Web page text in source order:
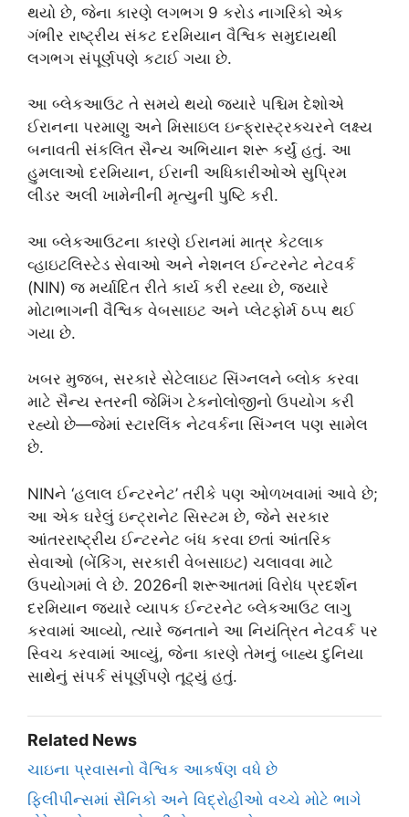
થયો છે, જેના કારણે લગભગ 9 કરોડ નાગરિકો એક
ગંભીર રાષ્ટ્રીય સંકટ દરમિયાન વૈશ્વિક સમુદાયથી
લગભગ સંપૂર્ણપણે કટાઈ ગયા છે.
આ બ્લેકઆઉટ તે સમયે થયો જ્યારે પશ્ચિમ દેશોએ
ઈરાનના પરમાણુ અને મિસાઇલ ઇન્ફ્રાસ્ટ્રક્ચરને લક્ષ્ય
બનાવતી સંકલિત સૈન્ય અભિયાન શરૂ કર્યું હતું. આ
હુમલાઓ દરમિયાન, ઈરાની અધિકારીઓએ સુપ્રિમ
લીડર અલી ખામેનીની મૃત્યુની પુષ્ટિ કરી.
આ બ્લેકઆઉટના કારણે ઈરાનમાં માત્ર કેટલાક
વ્હાઇટલિસ્ટેડ સેવાઓ અને નેશનલ ઈન્ટરનેટ નેટવર્ક
(NIN) જ મર્યાદિત રીતે કાર્ય કરી રહ્યા છે, જ્યારે
મોટાભાગની વૈશ્વિક વેબસાઇટ અને પ્લેટફોર્મ ઠપ્પ થઈ
ગયા છે.
ખબર મુજબ, સરકારે સેટેલાઇટ સિંગ્નલને બ્લોક કરવા
માટે સૈન્ય સ્તરની જેમિંગ ટેકનોલોજીનો ઉપયોગ કરી
રહ્યો છે—જેમાં સ્ટારલિંક નેટવર્કના સિંગ્નલ પણ સામેલ
છે.
NINને ‘હલાલ ઈન્ટરનેટ’ તરીકે પણ ઓળખવામાં આવે છે;
આ એક ઘરેલું ઇન્ટ્રાનેટ સિસ્ટમ છે, જેને સરકાર
આંતરરાષ્ટ્રીય ઈન્ટરનેટ બંધ કરવા છતાં આંતરિક
સેવાઓ (બેંકિંગ, સરકારી વેબસાઇટ) ચલાવવા માટે
ઉપયોગમાં લે છે. 2026ની શરૂઆતમાં વિરોધ પ્રદર્શન
દરમિયાન જ્યારે વ્યાપક ઈન્ટરનેટ બ્લેકઆઉટ લાગુ
કરવામાં આવ્યો, ત્યારે જનતાને આ નિયંત્રિત નેટવર્ક પર
સ્વિચ કરવામાં આવ્યું, જેના કારણે તેમનું બાહ્ય દુનિયા
સાથેનું સંપર્ક સંપૂર્ણપણે તૂટ્યું હતું.
Related News
ચાઇના પ્રવાસનો વૈશ્વિક આકર્ષણ વધે છે
ફિલીપીન્સમાં સૈનિકો અને વિદ્રોહીઓ વચ્ચે મોટે ભાગે